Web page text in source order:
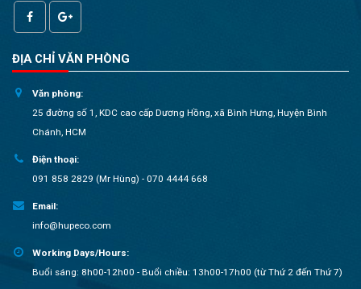
ĐỊA CHỈ VĂN PHÒNG
Văn phòng:
25 đường số 1, KDC cao cấp Dương Hồng, xã Bình Hưng, Huyện Bình
Chánh, HCM
Điện thoại:
091 858 2829 (Mr Hùng) - 070 4444 668
Email:
info@hupeco.com
Working Days/Hours:
Buổi sáng: 8h00-12h00 - Buổi chiều: 13h00-17h00 (từ Thứ 2 đến Thứ 7)